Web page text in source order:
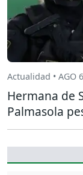
Actualidad • AGO
Hermana de
Palmasola